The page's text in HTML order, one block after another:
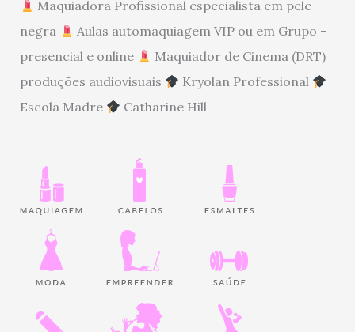
Maquiadora Profissional especialista em pele
negra
Aulas automaquiagem VIP ou em Grupo -
presencial e online
Maquiador de Cinema (DRT)
produções audiovisuais
Kryolan Professional
Escola Madre
Catharine Hill